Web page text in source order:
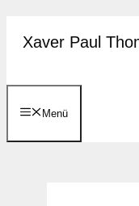
InhaltXaver Paul
Menü